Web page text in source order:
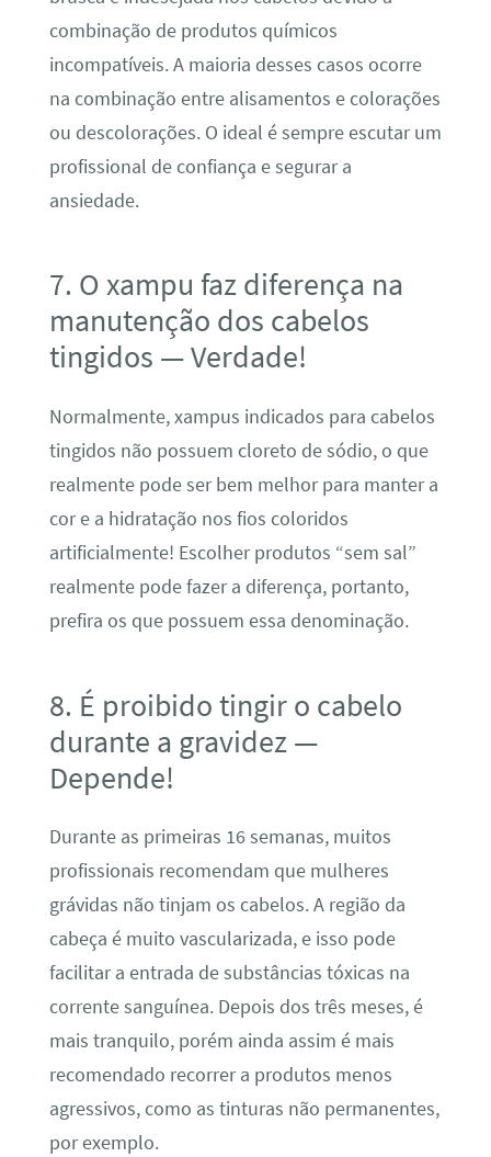
combinação de produtos químicos
incompatíveis. A maioria desses casos ocorre
na combinação entre alisamentos e colorações
ou descolorações. O ideal é sempre escutar um
profissional de confiança e segurar a
ansiedade.
7. O xampu faz diferença na
manutenção dos cabelos
tingidos — Verdade!
Normalmente, xampus indicados para cabelos
tingidos não possuem cloreto de sódio, o que
realmente pode ser bem melhor para manter a
cor e a hidratação nos fios coloridos
artificialmente! Escolher produtos “sem sal”
realmente pode fazer a diferença, portanto,
prefira os que possuem essa denominação.
8. É proibido tingir o cabelo
durante a gravidez —
Depende!
Durante as primeiras 16 semanas, muitos
profissionais recomendam que mulheres
grávidas não tinjam os cabelos. A região da
cabeça é muito vascularizada, e isso pode
facilitar a entrada de substâncias tóxicas na
corrente sanguínea. Depois dos três meses, é
mais tranquilo, porém ainda assim é mais
recomendado recorrer a produtos menos
agressivos, como as tinturas não permanentes,
por exemplo.